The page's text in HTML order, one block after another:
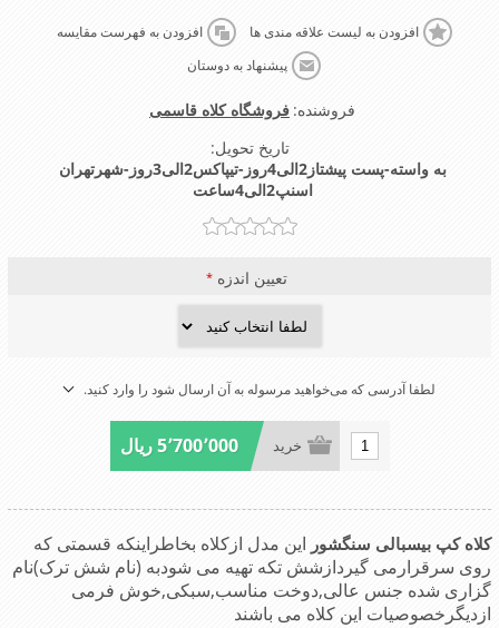
افزودن به لیست علاقه مندی ها افزودن به فهرست مقایسه
پیشنهاد به دوستان
فروشنده: فروشگاه کلاه قاسمی
تاریخ تحویل:
به واسته-پست پیشتاز2الی4روز-تیپاکس2الی3روز-شهرتهران
اسنپ2الی4ساعت
تعیین اندزه*
لطفا آدرسی که می‌خواهید مرسوله به آن ارسال شود را وارد کنید.
خرید 5٬700٬000 ریال
کلاه کپ بیسبالی سنگشور این مدل ازکلاه بخاطراینکه قسمتی که
روی سرقرارمی گیردازشش تکه تهیه می شودبه (نام شش ترک)نام
گزاری شده جنس عالی,دوخت مناسب,سبکی,خوش فرمی
ازدیگرخصوصیات این کلاه می باشند